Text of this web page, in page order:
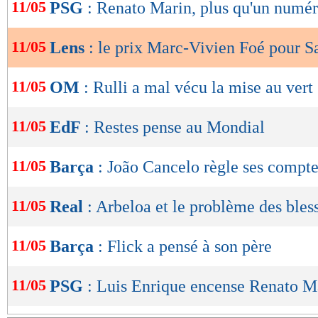
de
OK
11/05 PSG : Renato Marin, plus qu'un
11/05 Lens : le prix Marc-Vivien Foé pour
11/05 OM : Rulli a mal vécu la mise au vert
11/05 EdF : Restes pense au Mondial
11/05 Barça : João Cancelo règle ses
11/05 Real : Arbeloa et le problème des
11/05 Barça : Flick a pensé à son père
11/05 PSG : Luis Enrique encense Renato